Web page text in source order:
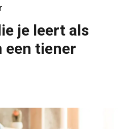
je leert als
een tiener